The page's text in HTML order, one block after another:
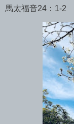
馬太福音24：1-2